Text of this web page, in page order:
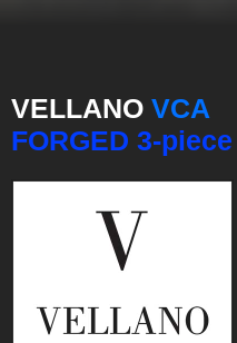
VELLANO VCA
FORGED 3-piece